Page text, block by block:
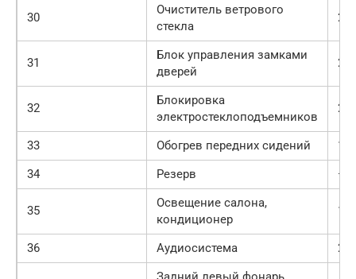
30
Очиститель ветрового
стекла
25
31
Блок управления замками
дверей
20
32
Блокировка
электростеклоподъемников
25
33 Обогрев передних сидений
15
34
Резерв —
35
Освещение салона,
кондиционер
10
36 Аудиосистема 20